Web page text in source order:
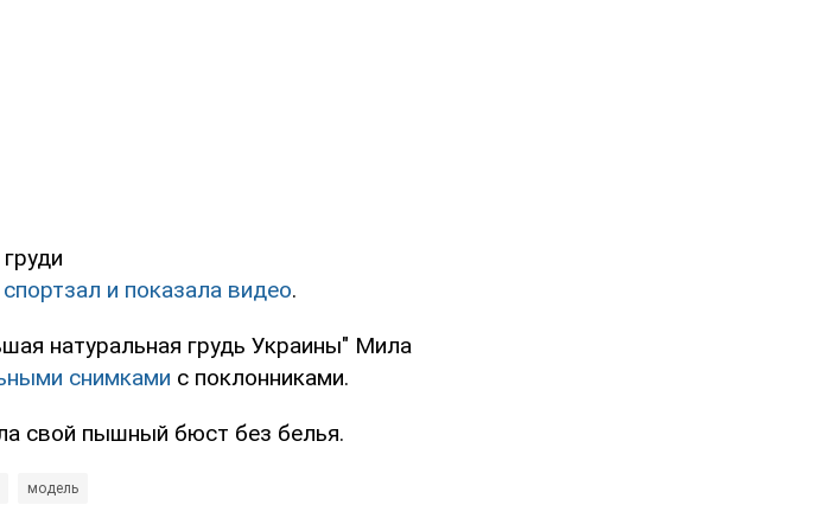
и показала видео.
натуральная грудь Украины" Мила
снимками с поклонниками.
свой пышный бюст без белья.
модель